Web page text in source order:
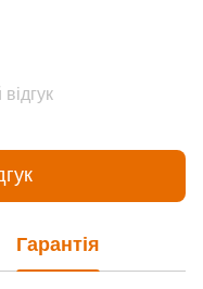
Гарантія